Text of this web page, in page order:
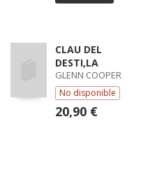
CLAU DEL
DESTI,LA
GLENN COOPER
No disponible
20,90 €